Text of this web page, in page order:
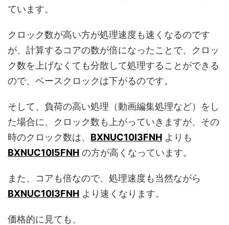
ています。
クロック数が高い方が処理速度も速くなるのです
が、計算するコアの数が倍になったことで、クロッ
ク数を上げなくても分散して処理することができる
ので、ベースクロックは下がるのです。
そして、負荷の高い処理（動画編集処理など）をし
た場合に、クロック数も上がっていきますが、その
時のクロック数は、 BXNUC10I3FNH よりも
BXNUC10I5FNH の方が高くなっています。
また、コアも倍なので、処理速度も当然ながら
BXNUC10I3FNH より速くなります。
価格的に見ても、